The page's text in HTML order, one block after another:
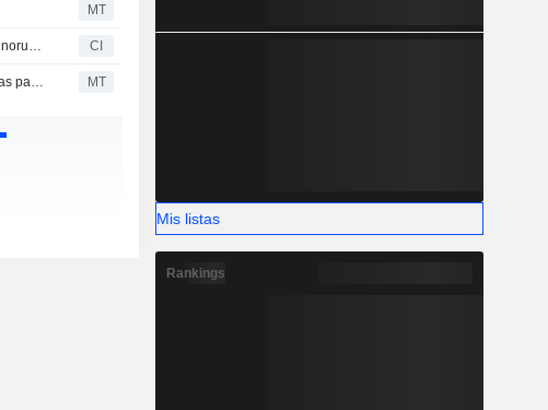
MT
Kongsberg Gruppen Asa firma un contrato de 3.500 millones de coronas noruegas para suministrar misiles Joint Strike a Alemania CI
Kongsberg Gruppen se adjudica un contrato de 3.500 millones de coronas para el suministro de misiles a Alemania MT
Mis listas
Rankings